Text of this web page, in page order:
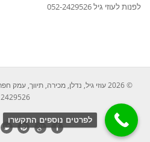
לפנות לעוזי גיל 052-2429526
2429526
לפרטים נוספים התקשרו